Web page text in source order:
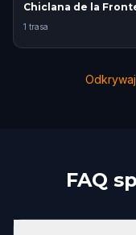
Chiclana de la
1 trasa
FAQ